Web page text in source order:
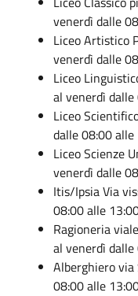
venerdì dalle
Liceo Artistico
venerdì dalle
Liceo
al venerdì dalle
Liceo
dalle 08:00alle
Liceo Scienze
venerdì dalle
Itis/IpsiaVia
08:00alle
Ragioneria
al venerdì dalle
Alberghierovia
08:00alle